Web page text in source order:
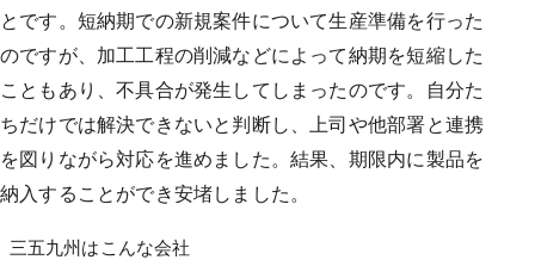
とです。短納期での新規案件について生産準備を行った
のですが、加工工程の削減などによって納期を短縮した
こともあり、不具合が発生してしまったのです。自分た
ちだけでは解決できないと判断し、上司や他部署と連携
を図りながら対応を進めました。結果、期限内に製品を
納入することができ安堵しました。
三五九州はこんな会社